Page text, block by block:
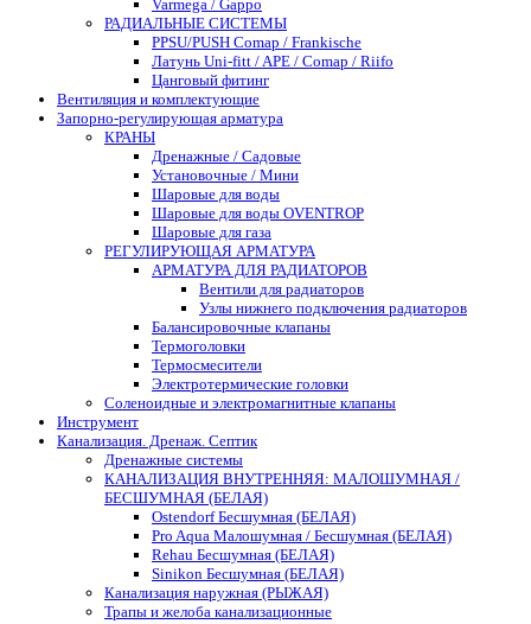
Varmega / Gappo
РАДИАЛЬНЫЕ СИСТЕМЫ
PPSU/PUSH Comap / Frankische
Латунь Uni-fitt / APE / Comap / Riifo
Цанговый фитинг
Вентиляция и комплектующие
Запорно-регулирующая арматура
КРАНЫ
Дренажные / Садовые
Установочные / Мини
Шаровые для воды
Шаровые для воды OVENTROP
Шаровые для газа
РЕГУЛИРУЮЩАЯ АРМАТУРА
АРМАТУРА ДЛЯ РАДИАТОРОВ
Вентили для радиаторов
Узлы нижнего подключения радиаторов
Балансировочные клапаны
Термоголовки
Термосмесители
Электротермические головки
Соленоидные и электромагнитные клапаны
Инструмент
Канализация. Дренаж. Септик
Дренажные системы
КАНАЛИЗАЦИЯ ВНУТРЕННЯЯ: МАЛОШУМНАЯ /
БЕСШУМНАЯ (БЕЛАЯ)
Ostendorf Бесшумная (БЕЛАЯ)
Pro Aqua Малошумная / Бесшумная (БЕЛАЯ)
Rehau Бесшумная (БЕЛАЯ)
Sinikon Бесшумная (БЕЛАЯ)
Канализация наружная (РЫЖАЯ)
Трапы и желоба канализационные